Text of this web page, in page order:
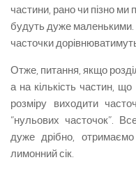
частини, рано чи пізно
будуть дуже маленькими.
часточки
Отже, питання, якщо
а на кількість частин,
розміру виходити
“нульових часточок”.
дуже дрібно,
лимонний сік.